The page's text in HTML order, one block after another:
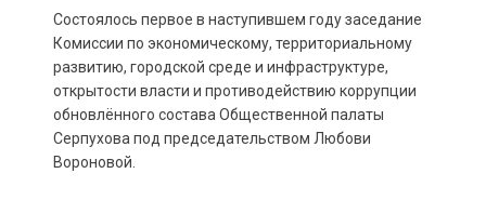
Состоялось первое в наступившем году заседание
Комиссии по экономическому, территориальному
развитию, городской среде и инфраструктуре,
открытости власти и противодействию коррупции
обновлённого состава Общественной палаты
Серпухова под председательством Любови
Вороновой.